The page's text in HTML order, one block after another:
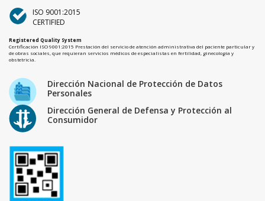
ISO 9001:2015
CERTIFIED
Registered Quality System
Certificación ISO 9001:2015 Prestación del servicio de atención administrativa del paciente particular y
de obras sociales, que requieran servicios médicos de especialistas en fertilidad, ginecología y
obstetricia.
Dirección Nacional de Protección de Datos
Personales
Dirección General de Defensa y Protección al
Consumidor